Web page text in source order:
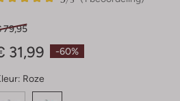
-60%
79,95
31,99
Roze